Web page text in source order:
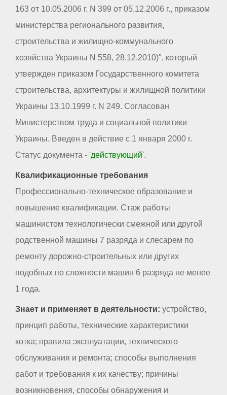
163 от 10.05.2006 г. N 399 от 05.12.2006 г., приказом
министерства регионального развития,
строительства и жилищно-коммунального
хозяйства Украины N 558, 28.12.2010)", который
утвержден приказом Государственного комитета
строительства, архитектуры и жилищной политики
Украины 13.10.1999 г. N 249. Согласован
Министерством труда и социальной политики
Украины. Введен в действие с 1 января 2000 г.
Статус документа - 'действующий'.
Квалификационные требования
Профессионально-техническое образование и
повышение квалификации. Стаж работы
машинистом технологически смежной или другой
родственной машины 7 разряда и слесарем по
ремонту дорожно-строительных или других
подобных по сложности машин 6 разряда не менее
1 года.
Знает и применяет в деятельности: устройство,
принцип работы, технические характеристики
котка; правила эксплуатации, технического
обслуживания и ремонта; способы выполнения
работ и требования к их качеству; причины
возникновения, способы обнаружения и